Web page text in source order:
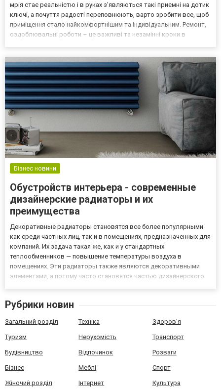
мрія стає реальністю і в руках з’являються такі приємні на дотик
ключі, а почуття радості переповнюють, варто зробити все, щоб
приміщення стало найкомфортнішим та індивідуальним. Ремонт,
оздоблювальні роботи – це важливі та незамінні кроки в
Бізнес новини
Обустройств интерьера - современные
дизайнерские радиаторы и их
преимущества
Декоративные радиаторы становятся все более популярными
как среди частных лиц, так и в помещениях, предназначенных для
компаний. Их задача такая же, как и у стандартных
теплообменников — повышение температуры воздуха в
помещениях. Эти радиаторы также являются декоративными
элементами, а потому часто становятся частью дизайнерского
обогреватели, которые будут иметь...
Рубрики новин
Загальний розділ Техніка Здоров'я
Туризм Нерухомість Транспорт
Будівництво Відпочинок Розваги
Бізнес Меблі Спорт
Жіночий розділ Інтернет Культура